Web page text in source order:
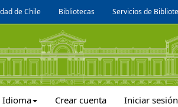
de Chile Bibliotecas Servicios de
Idioma Crear cuenta Iniciar sesión